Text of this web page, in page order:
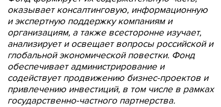
оказывает консалтинговую, информационную
и экспертную поддержку компаниям и
организациям, а также всесторонне изучает,
анализирует и освещает вопросы российской и
глобальной экономической повестки. Фонд
обеспечивает администрирование и
содействует продвижению бизнес-проектов и
привлечению инвестиций, в том числе в рамках
государственно-частного партнерства.